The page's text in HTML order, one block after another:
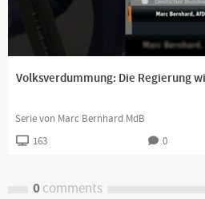
Volksverdummung: Die Regierung
Serie von Marc Bernhard MdB
163 0
0comments